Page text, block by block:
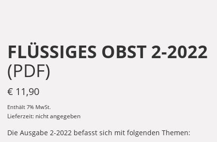
FLÜSSIGES OBST 2-2022
(PDF)
€ 11,90
Enthält 7% MwSt.
Lieferzeit: nicht angegeben
Die Ausgabe 2-2022 befasst sich mit folgenden Themen: